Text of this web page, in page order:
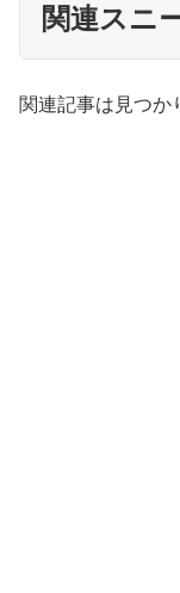
関連スニ
関連記事は見つか